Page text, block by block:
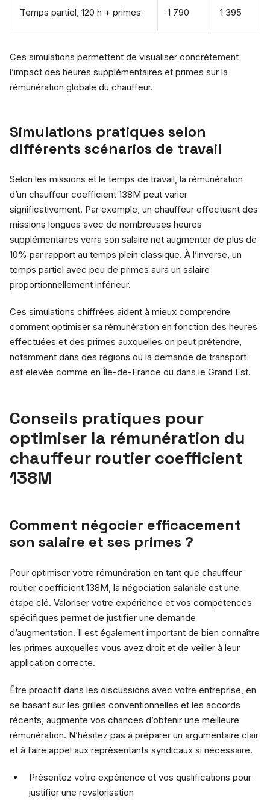
Temps partiel, 120 h + primes 1 790 1 395
Ces simulations permettent de visualiser concrètement
l’impact des heures supplémentaires et primes sur la
rémunération globale du chauffeur.
Simulations pratiques selon
différents scénarios de travail
Selon les missions et le temps de travail, la rémunération
d’un chauffeur coefficient 138M peut varier
significativement. Par exemple, un chauffeur effectuant des
missions longues avec de nombreuses heures
supplémentaires verra son salaire net augmenter de plus de
10% par rapport au temps plein classique. À l’inverse, un
temps partiel avec peu de primes aura un salaire
proportionnellement inférieur.
Ces simulations chiffrées aident à mieux comprendre
comment optimiser sa rémunération en fonction des heures
effectuées et des primes auxquelles on peut prétendre,
notamment dans des régions où la demande de transport
est élevée comme en Île-de-France ou dans le Grand Est.
Conseils pratiques pour
optimiser la rémunération du
chauffeur routier coefficient
138M
Comment négocier efficacement
son salaire et ses primes ?
Pour optimiser votre rémunération en tant que chauffeur
routier coefficient 138M, la négociation salariale est une
étape clé. Valoriser votre expérience et vos compétences
spécifiques permet de justifier une demande
d’augmentation. Il est également important de bien connaître
les primes auxquelles vous avez droit et de veiller à leur
application correcte.
Être proactif dans les discussions avec votre entreprise, en
se basant sur les grilles conventionnelles et les accords
récents, augmente vos chances d’obtenir une meilleure
rémunération. N’hésitez pas à préparer un argumentaire clair
et à faire appel aux représentants syndicaux si nécessaire.
Présentez votre expérience et vos qualifications pour
justifier une revalorisation